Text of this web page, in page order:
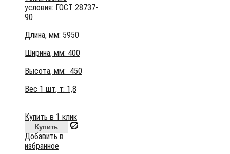
условия: ГОСТ 28737-
90
Длина, мм: 5950
Ширина, мм: 400
Высота, мм: 450
Вес 1 шт, т: 1,8
Купить в 1 клик
Купить
Добавить в
избранное